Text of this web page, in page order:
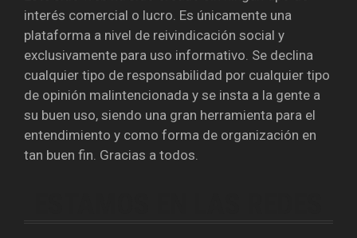
interés comercial o lucro. Es únicamente una
plataforma a nivel de reivindicación social y
exclusivamente para uso informativo. Se declina
cualquier tipo de responsabilidad por cualquier tipo
de opinión malintencionada y se insta a la gente a
su buen uso, siendo una gran herramienta para el
entendimiento y como forma de organización en
tan buen fin. Gracias a todos.